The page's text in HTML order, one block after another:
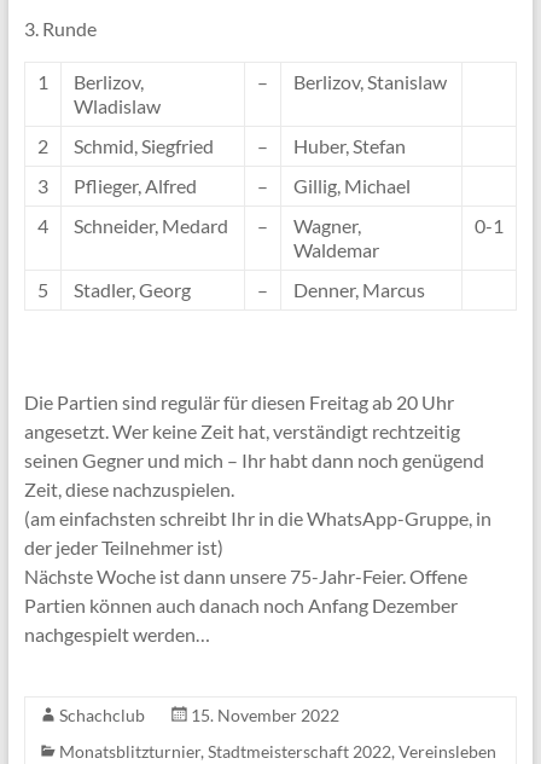
3. Runde
1
Berlizov,
Wladislaw
– Berlizov, Stanislaw
2 Schmid, Siegfried –
Huber, Stefan
3
Pflieger, Alfred –
Gillig, Michael
4
Schneider, Medard –
Wagner,
Waldemar
0-1
5 Stadler, Georg – Denner, Marcus
Die Partien sind regulär für diesen Freitag ab 20 Uhr
angesetzt. Wer keine Zeit hat, verständigt rechtzeitig
seinen Gegner und mich – Ihr habt dann noch genügend
Zeit, diese nachzuspielen.
(am einfachsten schreibt Ihr in die WhatsApp-Gruppe, in
der jeder Teilnehmer ist)
Nächste Woche ist dann unsere 75-Jahr-Feier. Offene
Partien können auch danach noch Anfang Dezember
nachgespielt werden…
Schachclub
15. November 2022
Monatsblitzturnier, Stadtmeisterschaft 2022, Vereinsleben